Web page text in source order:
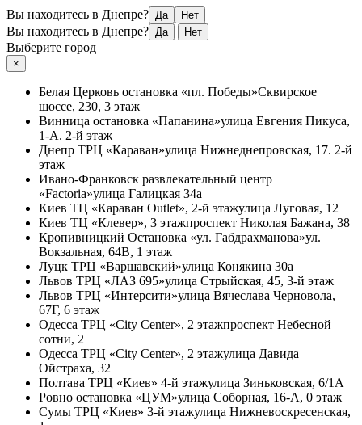
Вы находитесь в Днепре? Да Нет
Вы находитесь в Днепре? Да Нет
Выберите город
×
Белая Церковь остановка «пл. Победы»Сквирское
шоссе, 230, 3 этаж
Винница остановка «Папанина»улица Евгения Пикуса,
1-А. 2-й этаж
Днепр ТРЦ «Караван»улица Нижнеднепровская, 17. 2-й
этаж
Ивано-Франковск развлекательный центр
«Factoria»улица Галицкая 34а
Киев ТЦ «Караван Outlet», 2-й этажулица Луговая, 12
Киев ТЦ «Клевер», 3 этажпроспект Николая Бажана, 38
Кропивницкий Остановка «ул. Габдрахманова»ул.
Вокзальная, 64В, 1 этаж
Луцк ТРЦ «Варшавский»улица Конякина 30а
Львов ТРЦ «ЛАЗ 695»улица Стрыйская, 45, 3-й этаж
Львов ТРЦ «Интерсити»улица Вячеслава Черновола,
67Г, 6 этаж
Одесса ТРЦ «City Center», 2 этажпроспект Небесной
сотни, 2
Одесса ТРЦ «City Center», 2 этажулица Давида
Ойстраха, 32
Полтава ТРЦ «Киев» 4-й этажулица Зиньковская, 6/1А
Ровно остановка «ЦУМ»улица Соборная, 16-А, 0 этаж
Сумы ТРЦ «Киев» 3-й этажулица Нижневоскресенская,